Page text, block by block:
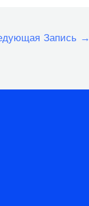
Запись →